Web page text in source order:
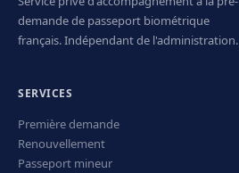
demande de passeport biométrique
français. Indépendant de l'administration.
SERVICES
Première demande
Renouvellement
Passeport mineur